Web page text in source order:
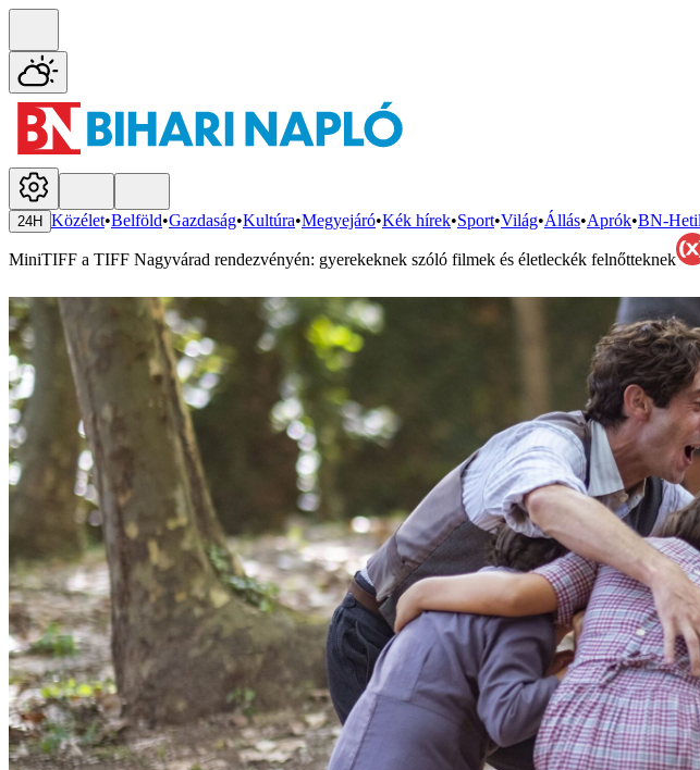
24H Közélet•Belföld•Gazdaság•Kultúra•Megyejáró•Kék hírek•Sport•Világ•Állás•Aprók•BN-
MiniTIFF a TIFF Nagyvárad rendezvényén: gyerekeknek szóló filmek és életleckék felnőtteknek